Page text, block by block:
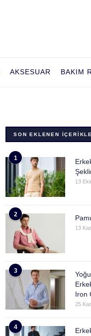
AKSESUAR BAKIM
SON EKLENEN
1
13
2
13
3
Iron
25
4